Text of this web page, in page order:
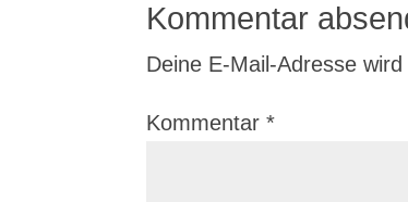
Kommentar
Deine E-Mail-Adresse
Kommentar*